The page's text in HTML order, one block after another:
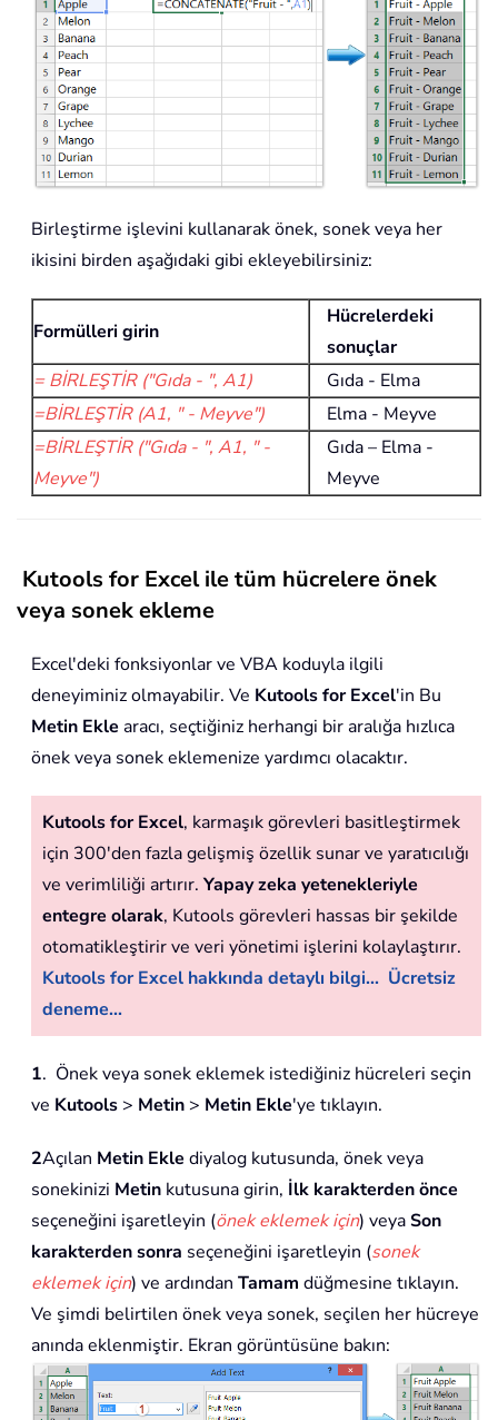
Birleştirme işlevini kullanarak önek, sonek veya her
ikisini birden aşağıdaki gibi ekleyebilirsiniz:
Formülleri girin
Hücrelerdeki
sonuçlar
= BİRLEŞTİR ("Gıda - ", A1)
Gıda - Elma
=BİRLEŞTİR (A1, " - Meyve")
Elma - Meyve
=BİRLEŞTİR ("Gıda - ", A1, " -
Meyve")
Gıda – Elma -
Meyve
Kutools for Excel ile tüm hücrelere önek
veya sonek ekleme
Excel'deki fonksiyonlar ve VBA koduyla ilgili
deneyiminiz olmayabilir. Ve Kutools for Excel'in Bu
Metin Ekle aracı, seçtiğiniz herhangi bir aralığa hızlıca
önek veya sonek eklemenize yardımcı olacaktır.
Kutools for Excel, karmaşık görevleri basitleştirmek
için 300'den fazla gelişmiş özellik sunar ve yaratıcılığı
ve verimliliği artırır. Yapay zeka yetenekleriyle
entegre olarak, Kutools görevleri hassas bir şekilde
otomatikleştirir ve veri yönetimi işlerini kolaylaştırır.
Kutools for Excel hakkında detaylı bilgi... Ücretsiz
deneme...
1. Önek veya sonek eklemek istediğiniz hücreleri seçin
ve Kutools > Metin > Metin Ekle'ye tıklayın.
2Açılan Metin Ekle diyalog kutusunda, önek veya
sonekinizi Metin kutusuna girin, İlk karakterden önce
seçeneğini işaretleyin (önek eklemek için) veyaSon
karakterden sonra seçeneğini işaretleyin (sonek
eklemek için) ve ardından Tamam düğmesine tıklayın.
Ve şimdi belirtilen önek veya sonek, seçilen her hücreye
anında eklenmiştir. Ekran görüntüsüne bakın: